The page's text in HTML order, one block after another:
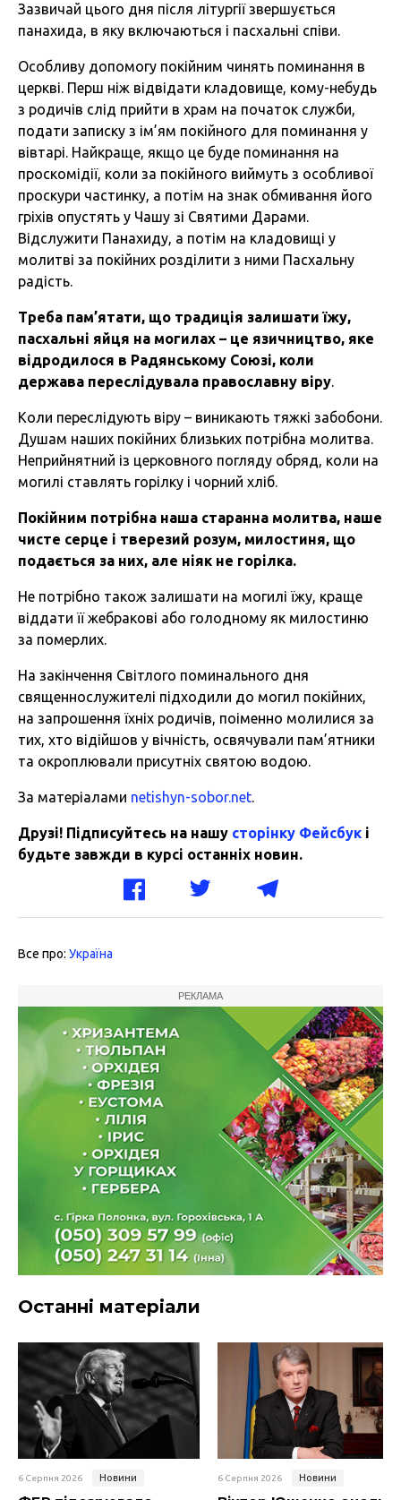
Зазвичай цього дня після літургії звершується
панахида, в яку включаються і пасхальні співи.
Особливу допомогу покійним чинять поминання в
церкві. Перш ніж відвідати кладовище, кому-небудь
з родичів слід прийти в храм на початок служби,
подати записку з ім’ям покійного для поминання у
вівтарі. Найкраще, якщо це буде поминання на
проскомідії, коли за покійного виймуть з особливої
проскури частинку, а потім на знак обмивання його
гріхів опустять у Чашу зі Святими Дарами.
Відслужити Панахиду, а потім на кладовищі у
молитві за покійних розділити з ними Пасхальну
радість.
Треба пам’ятати, що традиція залишати їжу,
пасхальні яйця на могилах – це язичництво, яке
відродилося в Радянському Союзі, коли
держава переслідувала православну віру.
Коли переслідують віру – виникають тяжкі забобони.
Душам наших покійних близьких потрібна молитва.
Неприйнятний із церковного погляду обряд, коли на
могилі ставлять горілку і чорний хліб.
Покійним потрібна наша старанна молитва, наше
чисте серце і тверезий розум, милостиня, що
подається за них, але ніяк не горілка.
Не потрібно також залишати на могилі їжу, краще
віддати її жебракові або голодному як милостиню
за померлих.
На закінчення Світлого поминального дня
священнослужителі підходили до могил покійних,
на запрошення їхніх родичів, поіменно молилися за
тих, хто відійшов у вічність, освячували пам’ятники
та окроплювали присутніх святою водою.
За матеріалами netishyn-sobor.net.
Друзі! Підписуйтесь на нашу сторінку Фейсбук і
будьте завжди в курсі останніх новин.
Все про: Україна
РЕКЛАМА
Останні матеріали
6 Серпня 2026 Новини 6 Серпня 2026 Новини